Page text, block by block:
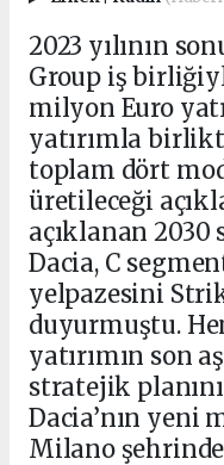
2023 yılının
Group iş
milyon Euro
yatırımla
toplam dört
üretileceği
açıklanan
Dacia, C
yelpazesini
duyurmuştu.
yatırımın son
stratejik
Dacia’nın yeni
Milano